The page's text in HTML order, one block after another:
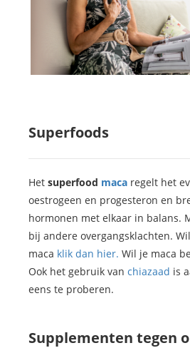
Superfoods
Het superfood maca regelt het
oestrogeen en progesteron en
hormonen met elkaar in balans.
bij andere overgangsklachten.
maca klik dan hier. Wil je maca
Ook het gebruik van chiazaad is
eens te proberen.
Supplementen tegen